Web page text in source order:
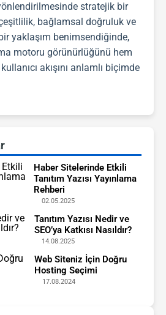
stratejik bir
bağlamsal doğruluk ve
yaklaşım benimsendiğinde,
motoru görünürlüğünü hem
akışını anlamlı biçimde
Haber Sitelerinde Etkili
Tanıtım Yazısı Yayınlama
Rehberi
02.05.2025
Tanıtım Yazısı Nedir ve
SEO’ya Katkısı Nasıldır?
14.08.2025
Web Siteniz İçin Doğru
Hosting Seçimi
17.08.2024